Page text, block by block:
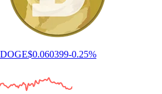
DOGE$0.060399-0.25%